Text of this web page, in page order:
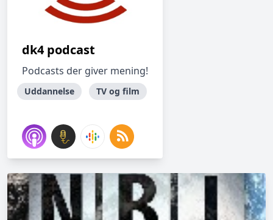
dk4 podcast
Podcasts der giver mening!
Uddannelse TV og film